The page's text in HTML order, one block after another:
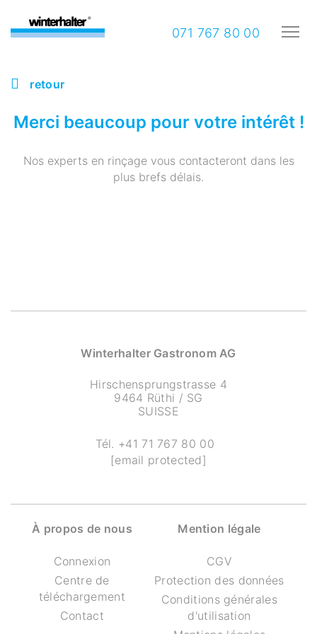
071 767 80 00
retour
Merci beaucoup pour votre intérêt !
Nos experts en rinçage vous contacteront dans les
plus brefs délais.
Winterhalter Gastronom AG
Hirschensprungstrasse 4
9464 Rüthi / SG
SUISSE
Tél. +41 71 767 80 00
[email protected]
À propos de nous
Connexion
Centre de
téléchargement
Contact
Mention légale
CGV
Protection des données
Conditions générales
d'utilisation